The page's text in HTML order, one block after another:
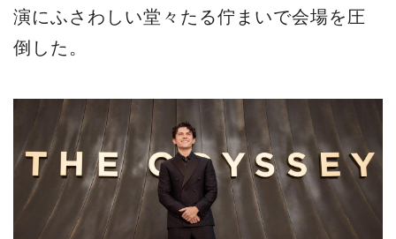
演にふさわしい堂々たる佇まいで会場を圧
倒した。